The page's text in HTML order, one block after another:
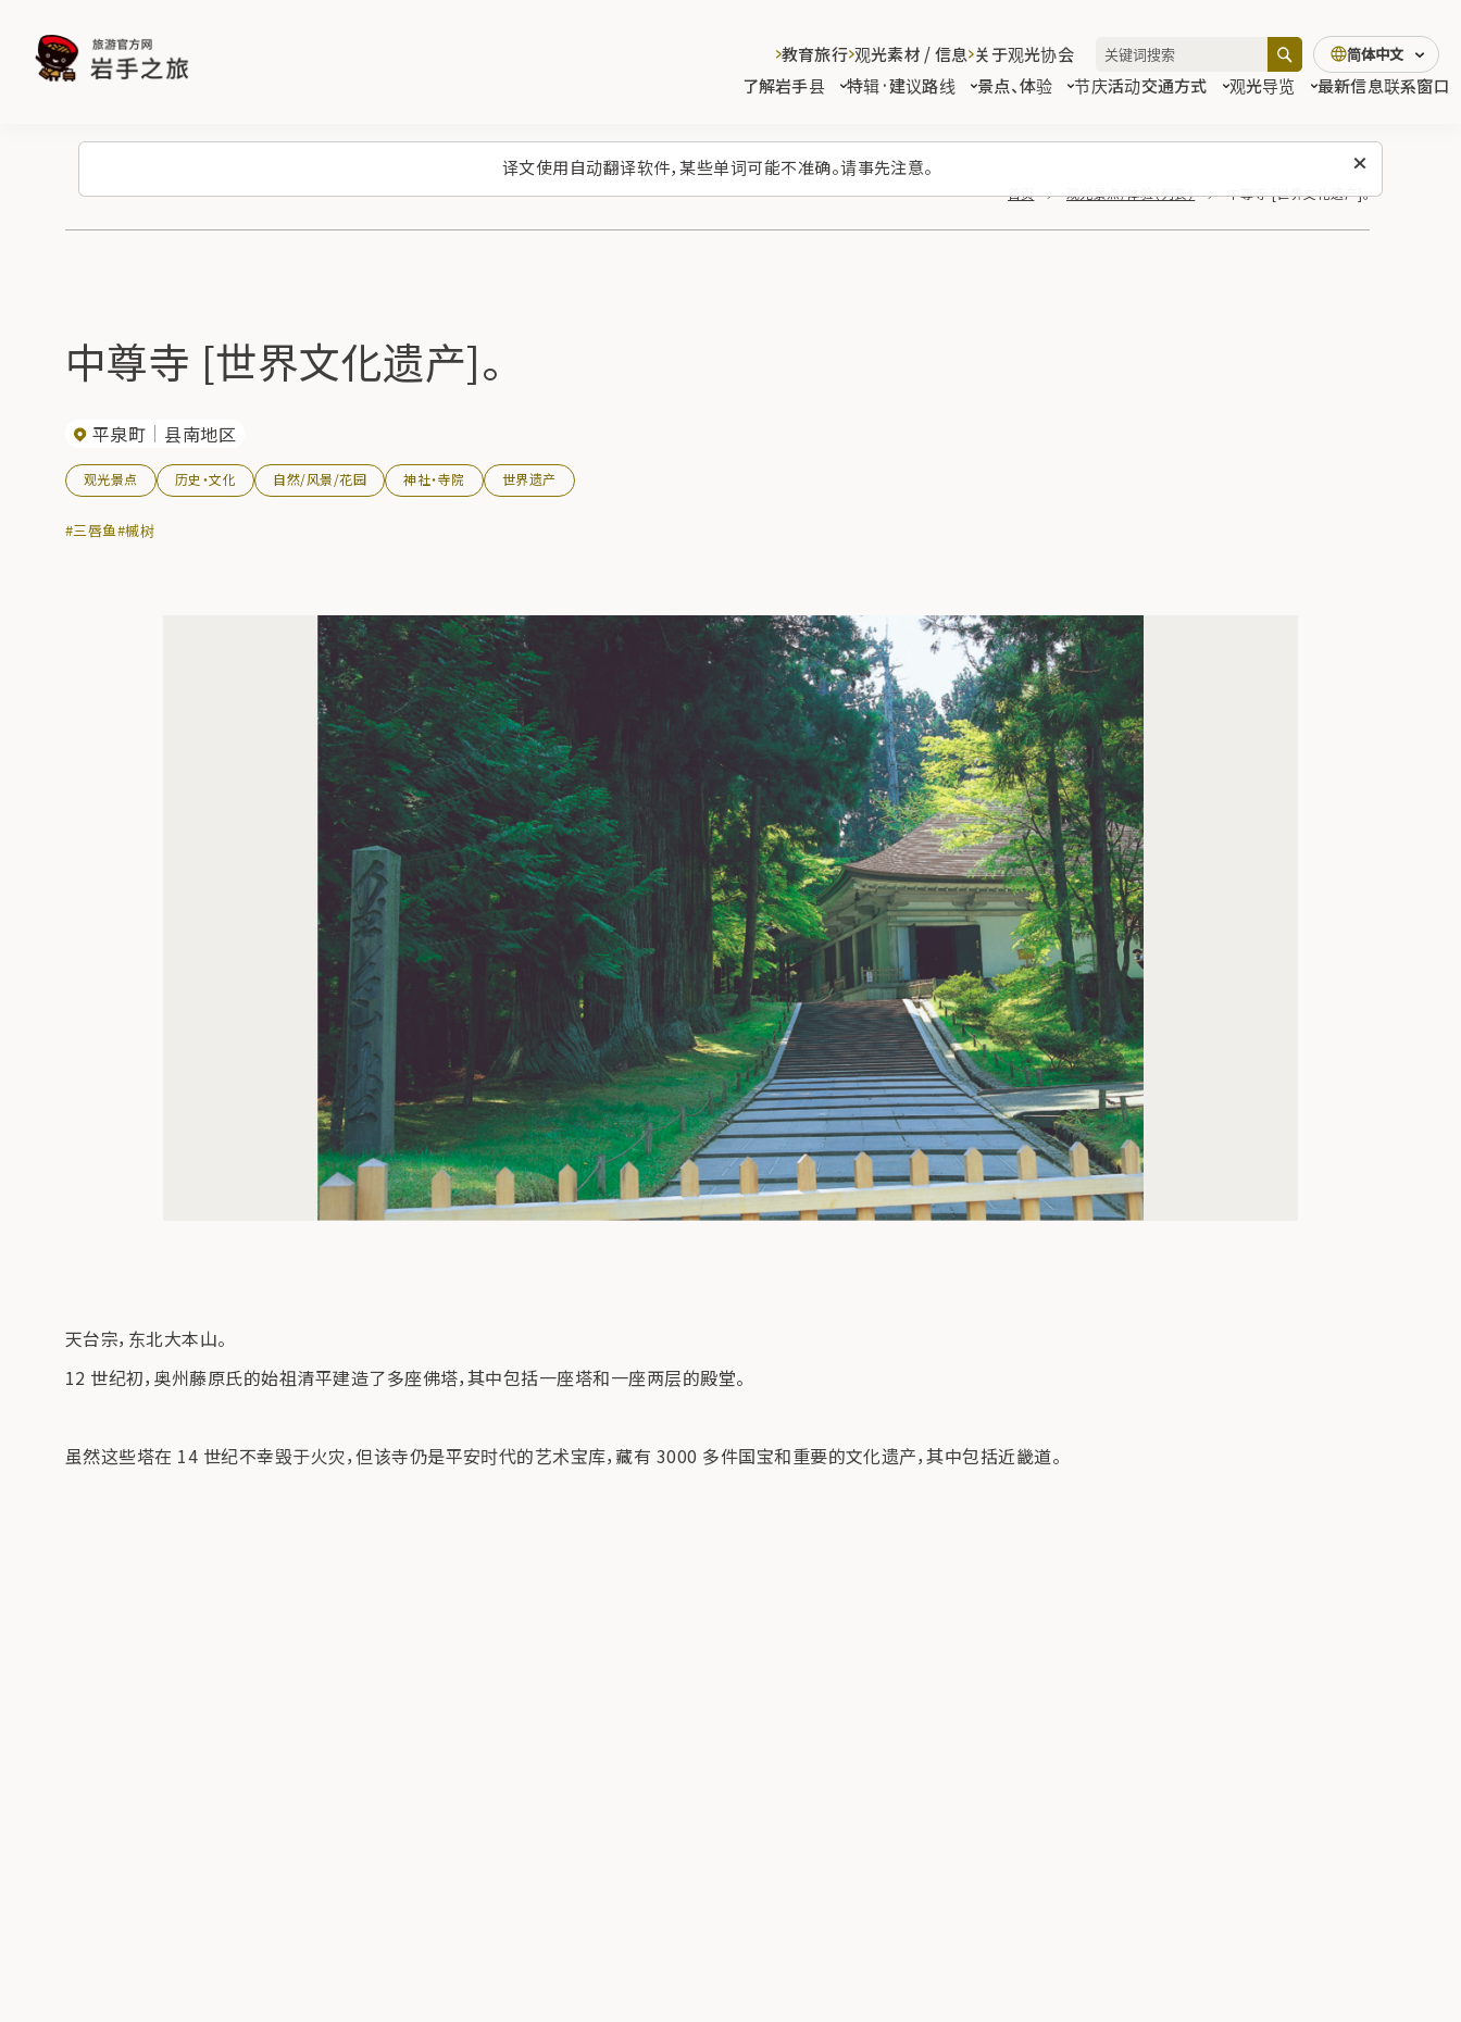
译文使用自动翻译软件，某些单词可能不准确。请事先注意。
了解岩手县 特辑·建议路线 景点、体验 节庆活动交通方式 观光导览 最新信息联系窗口
教育旅行 观光素材 / 信息 关于观光协会 简体中文
首页 观光景点/体验（列表） 中尊寺 [世界文化遗产]。
中尊寺 [世界文化遗产]。
平泉町 县南地区
观光景点 历史・文化 自然/风景/花园 神社・寺院 世界遗产
#三唇鱼#槭树
天台宗，东北大本山。
12 世纪初，奥州藤原氏的始祖清平建造了多座佛塔，其中包括一座塔和一座两层的殿堂。
虽然这些塔在 14 世纪不幸毁于火灾，但该寺仍是平安时代的艺术宝库，藏有 3000 多件国宝和重要的文化遗产，其中包括近畿道。